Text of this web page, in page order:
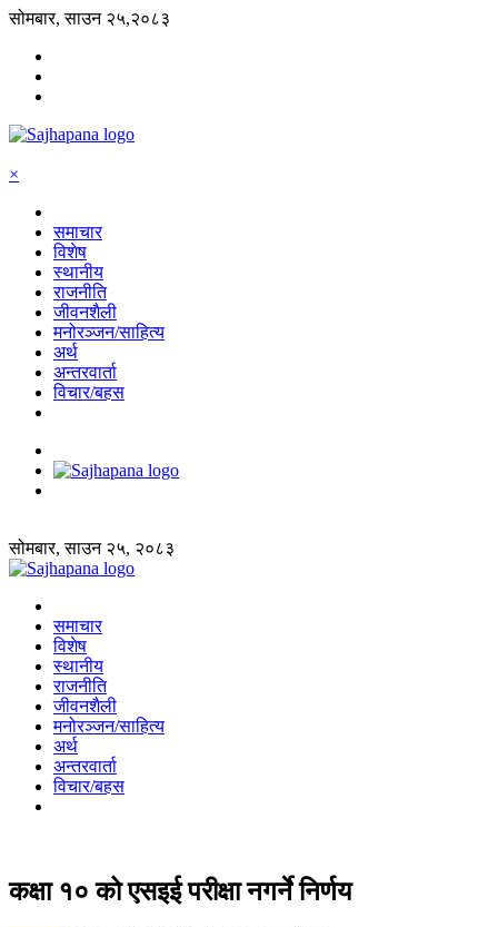
सोमबार, साउन २५,२०८३
×
समाचार
विशेष
स्थानीय
राजनीति
जीवनशैली
मनोरञ्जन/साहित्य
अर्थ
अन्तरवार्ता
विचार/बहस
सोमबार, साउन २५, २०८३
समाचार
विशेष
स्थानीय
राजनीति
जीवनशैली
मनोरञ्जन/साहित्य
अर्थ
अन्तरवार्ता
विचार/बहस
कक्षा १० को एसइई परीक्षा नगर्ने निर्णय